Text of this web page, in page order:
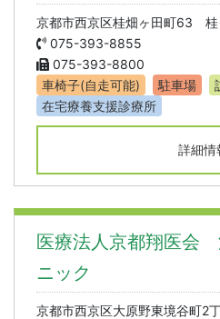
京都市西京区桂畑ヶ田町63 桂
075-393-8855
075-393-8800
車椅子(自走可能)
駐車場
在宅療養支援診療所
詳細情
医療法人京都翔医会
ニック
京都市西京区大原野東境谷町2